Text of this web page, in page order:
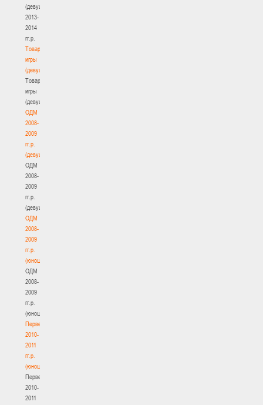
(девушки)
2013-
2014
гг.р.
Товарищеские
игры
(девушки)
Товарищеские
игры
(девушки)
ОДМ
2008-
2009
гг.р.
(девушки)
ОДМ
2008-
2009
гг.р.
(девушки)
ОДМ
2008-
2009
гг.р.
(юноши)
ОДМ
2008-
2009
гг.р.
(юноши)
Первенство
2010-
2011
гг.р.
(юноши)
Первенство
2010-
2011